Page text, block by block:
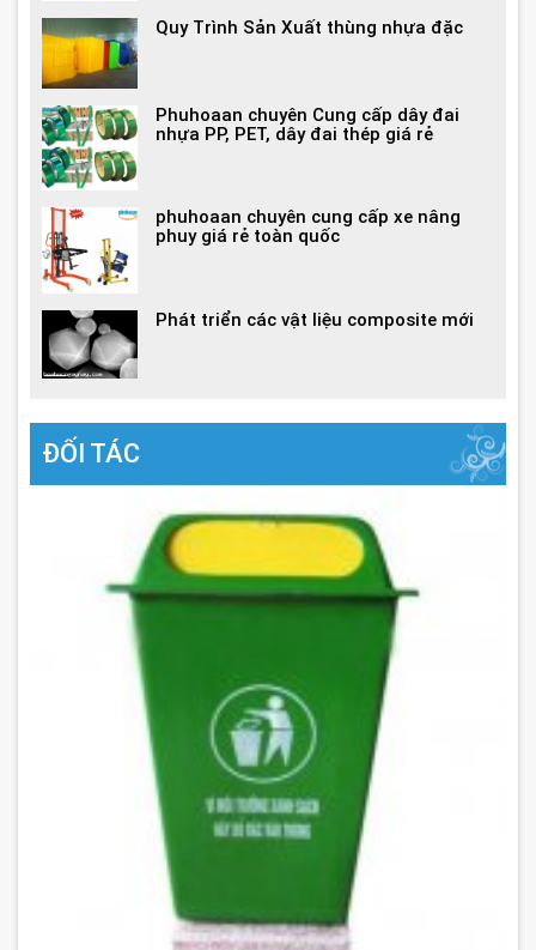
Quy Trình Sản Xuất thùng nhựa đặc
Phuhoaan chuyên Cung cấp dây đai
nhựa PP, PET, dây đai thép giá rẻ
phuhoaan chuyên cung cấp xe nâng
phuy giá rẻ toàn quốc
Phát triển các vật liệu composite mới
ĐỐI TÁC